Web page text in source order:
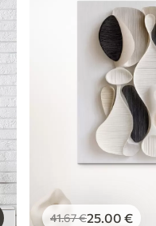
41.67€25.00 €